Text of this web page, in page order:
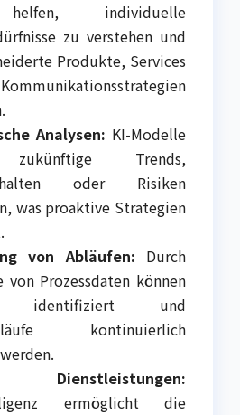
individuelle
zu verstehen und
Produkte, Services
Analysen: KI-Modelle
Trends,
oder Risiken
was proaktive Strategien
von Abläufen: Durch
von Prozessdaten können
identifiziert und
kontinuierlich
ermöglicht die